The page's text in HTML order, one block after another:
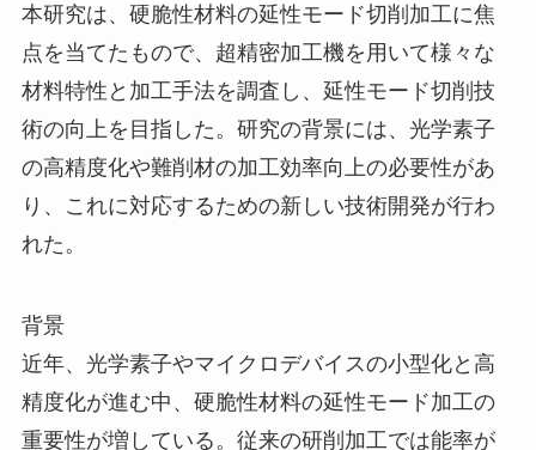
本研究は、硬脆性材料の延性モード切削加工に焦
点を当てたもので、超精密加工機を用いて様々な
材料特性と加工手法を調査し、延性モード切削技
術の向上を目指した。研究の背景には、光学素子
の高精度化や難削材の加工効率向上の必要性があ
り、これに対応するための新しい技術開発が行わ
れた。
背景
近年、光学素子やマイクロデバイスの小型化と高
精度化が進む中、硬脆性材料の延性モード加工の
重要性が増している。従来の研削加工では能率が